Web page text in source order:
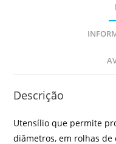
Descrição
Utensílio que permite
diâmetros, em rolhas